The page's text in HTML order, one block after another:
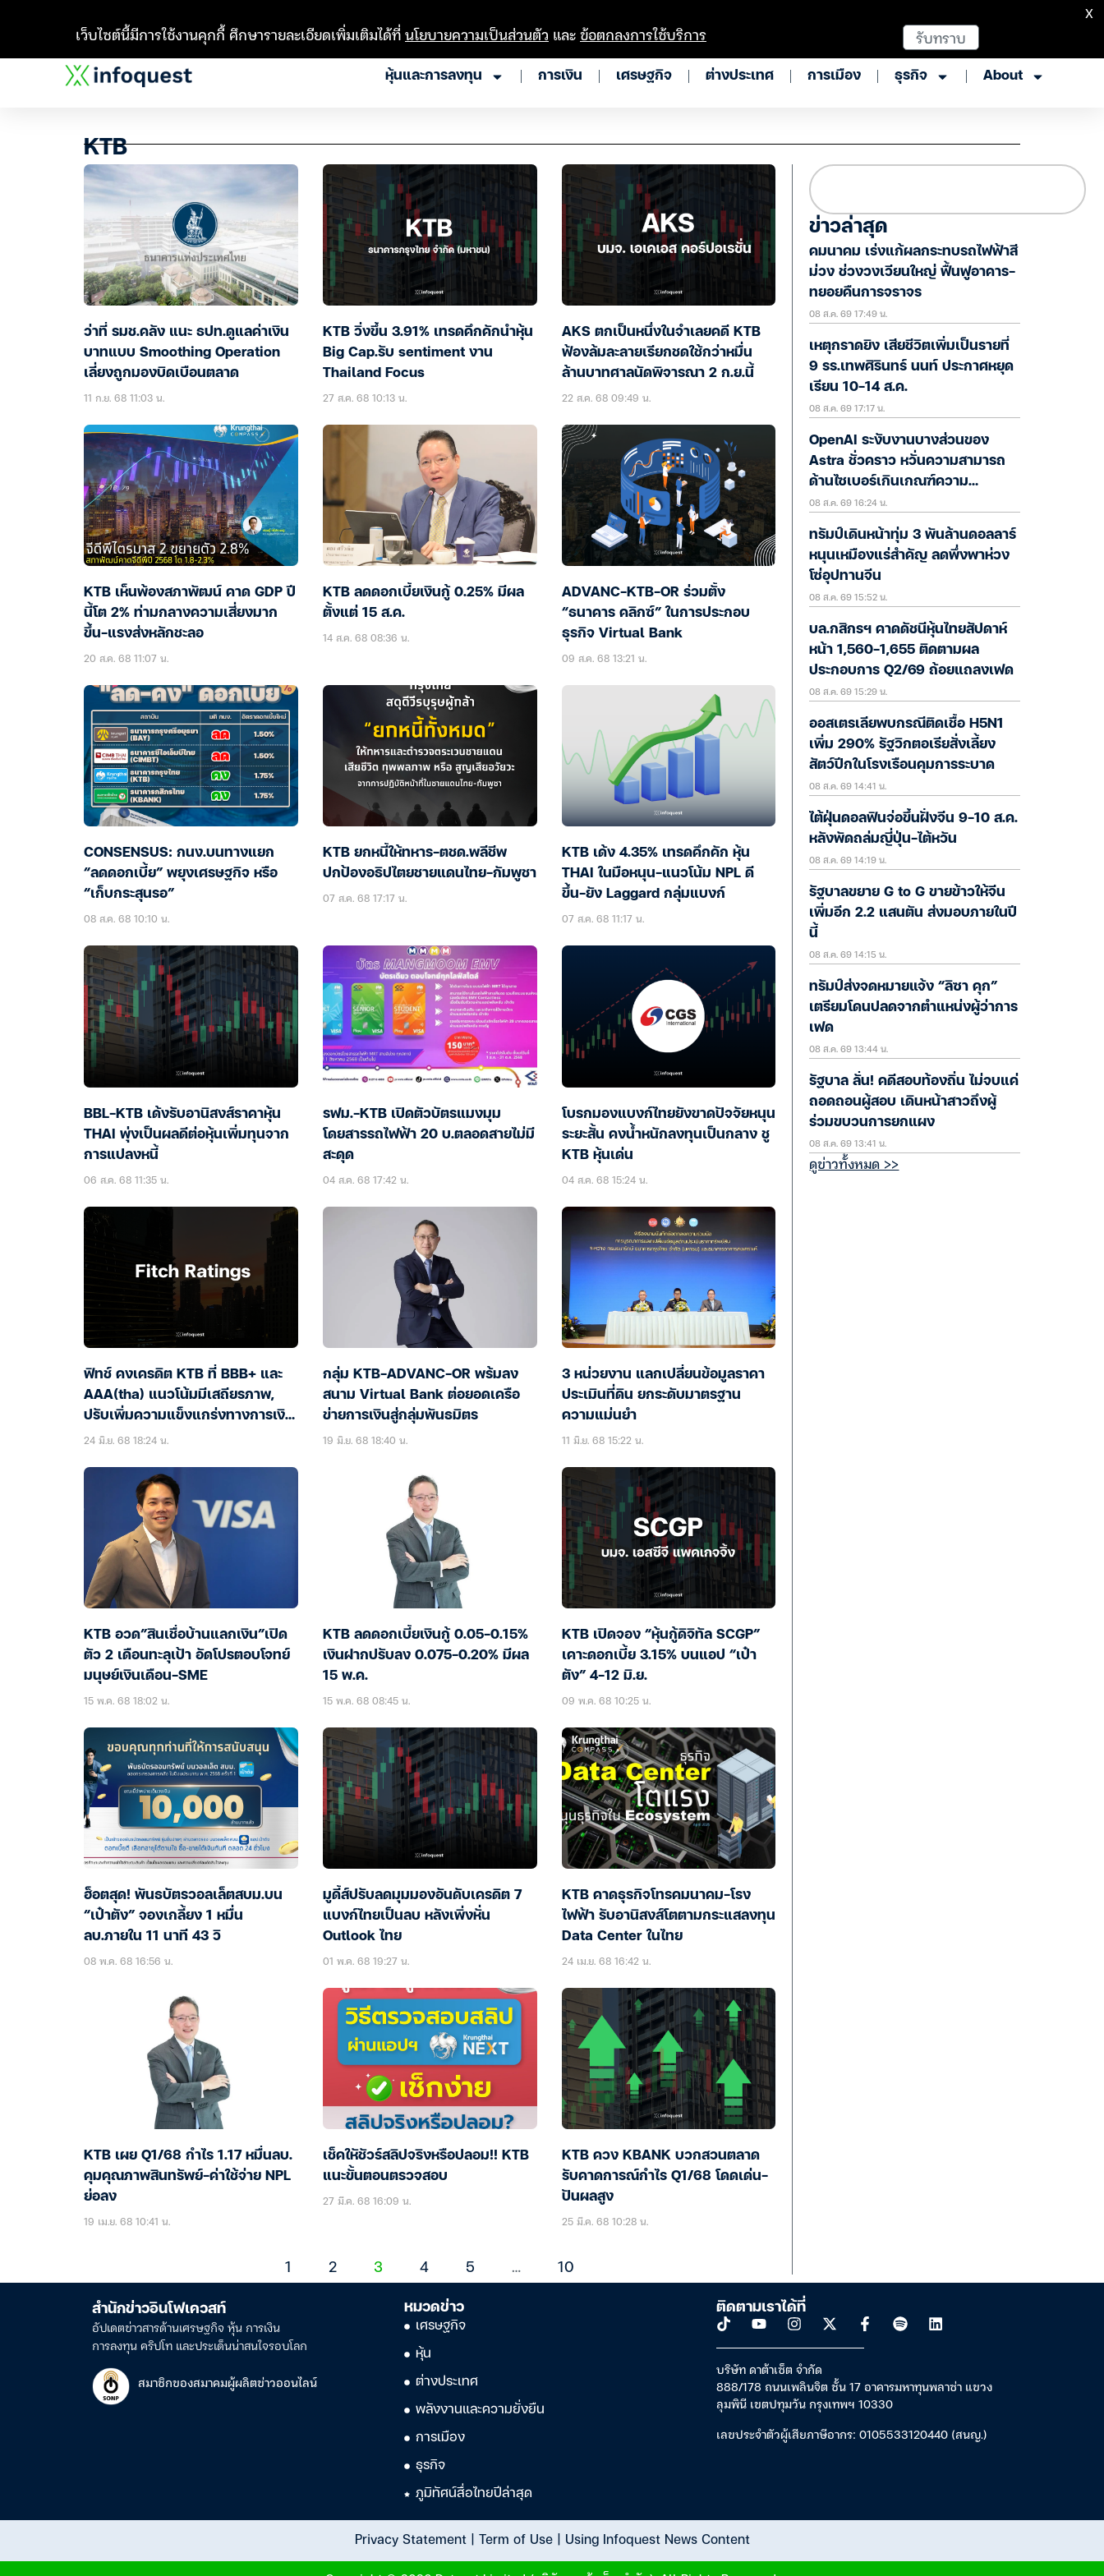
หุ้นและการลงทุน การเงิน เศรษฐกิจ ต่างประเทศ การเมือง ธุรกิจ About
KTB
ว่าที่ รมช.คลัง แนะ ธปท.ดูแลค่าเงิน
บาทแบบ Smoothing Operation
เลี่ยงถูกมองบิดเบือนตลาด
11 ก.ย. 68 11:03 น.
KTB วิ่งขึ้น 3.91% เทรดคึกคักนำหุ้น
Big Cap.รับ sentiment งาน
Thailand Focus
27 ส.ค. 68 10:13 น.
AKS ตกเป็นหนึ่งในจำเลยคดี KTB
ฟ้องล้มละลายเรียกชดใช้กว่าหมื่น
ล้านบาทศาลนัดพิจารณา 2 ก.ย.นี้
22 ส.ค. 68 09:49 น.
KTB เห็นพ้องสภาพัฒน์ คาด GDP ปี
นี้โต 2% ท่ามกลางความเสี่ยงมาก
ขึ้น-แรงส่งหลักชะลอ
20 ส.ค. 68 11:07 น.
KTB ลดดอกเบี้ยเงินกู้ 0.25% มีผล
ตั้งแต่ 15 ส.ค.
14 ส.ค. 68 08:36 น.
ADVANC-KTB-OR ร่วมตั้ง
“ธนาคาร คลิกซ์” ในการประกอบ
ธุรกิจ Virtual Bank
09 ส.ค. 68 13:21 น.
CONSENSUS: กนง.บนทางแยก
“ลดดอกเบี้ย” พยุงเศรษฐกิจ หรือ
“เก็บกระสุนรอ”
08 ส.ค. 68 10:10 น.
KTB ยกหนี้ให้ทหาร-ตชด.พลีชีพ
ปกป้องอธิปไตยชายแดนไทย–กัมพูชา
07 ส.ค. 68 17:17 น.
KTB เด้ง 4.35% เทรดคึกคัก หุ้น
THAI ในมือหนุน-แนวโน้ม NPL ดี
ขึ้น-ยัง Laggard กลุ่มแบงก์
07 ส.ค. 68 11:17 น.
BBL-KTB เด้งรับอานิสงส์ราคาหุ้น
THAI พุ่งเป็นผลดีต่อหุ้นเพิ่มทุนจาก
การแปลงหนี้
06 ส.ค. 68 11:35 น.
รฟม.-KTB เปิดตัวบัตรแมงมุม
โดยสารรถไฟฟ้า 20 บ.ตลอดสายไม่มี
สะดุด
04 ส.ค. 68 17:42 น.
โบรกมองแบงก์ไทยยังขาดปัจจัยหนุน
ระยะสั้น คงน้ำหนักลงทุนเป็นกลาง ชู
KTB หุ้นเด่น
04 ส.ค. 68 15:24 น.
ฟิทช์ คงเครดิต KTB ที่ BBB+ และ
AAA(tha) แนวโน้มมีเสถียรภาพ,
ปรับเพิ่มความแข็งแกร่งทางการเงิน
เป็น ‘bbb’
24 มิ.ย. 68 18:24 น.
กลุ่ม KTB-ADVANC-OR พร้มลง
สนาม Virtual Bank ต่อยอดเครือ
ข่ายการเงินสู่กลุ่มพันธมิตร
19 มิ.ย. 68 18:40 น.
3 หน่วยงาน แลกเปลี่ยนข้อมูลราคา
ประเมินที่ดิน ยกระดับมาตรฐาน
ความแม่นยำ
11 มิ.ย. 68 15:22 น.
KTB อวด”สินเชื่อบ้านแลกเงิน”เปิด
ตัว 2 เดือนทะลุเป้า อัดโปรตอบโจทย์
มนุษย์เงินเดือน-SME
15 พ.ค. 68 18:02 น.
KTB ลดดอกเบี้ยเงินกู้ 0.05-0.15%
เงินฝากปรับลง 0.075-0.20% มีผล
15 พ.ค.
15 พ.ค. 68 08:45 น.
KTB เปิดจอง “หุ้นกู้ดิจิทัล SCGP”
เคาะดอกเบี้ย 3.15% บนแอป “เป๋า
ตัง” 4-12 มิ.ย.
09 พ.ค. 68 10:25 น.
ฮ็อตสุด! พันธบัตรวอลเล็ตสบม.บน
“เป๋าตัง” จองเกลี้ยง 1 หมื่น
ลบ.ภายใน 11 นาที 43 วิ
08 พ.ค. 68 16:56 น.
มูดี้ส์ปรับลดมุมมองอันดับเครดิต 7
แบงก์ไทยเป็นลบ หลังเพิ่งหั่น
Outlook ไทย
01 พ.ค. 68 19:27 น.
KTB คาดธุรกิจโทรคมนาคม-โรง
ไฟฟ้า รับอานิสงส์โตตามกระแสลงทุน
Data Center ในไทย
24 เม.ย. 68 16:42 น.
KTB เผย Q1/68 กำไร 1.17 หมื่นลบ.
คุมคุณภาพสินทรัพย์-ค่าใช้จ่าย NPL
ย่อลง
19 เม.ย. 68 10:41 น.
เช็คใหัชัวร์สลิปจริงหรือปลอม!! KTB
แนะขั้นตอนตรวจสอบ
27 มี.ค. 68 16:09 น.
KTB ควง KBANK บวกสวนตลาด
รับคาดการณ์กำไร Q1/68 โดดเด่น-
ปันผลสูง
25 มี.ค. 68 10:28 น.
1 2 3 4 5 … 10
ข่าวล่าสุด
คมนาคม เร่งแก้ผลกระทบรถไฟฟ้าสี
ม่วง ช่วงวงเวียนใหญ่ ฟื้นฟูอาคาร-
ทยอยคืนการจราจร
08 ส.ค. 69 17:49 น.
เหตุกราดยิง เสียชีวิตเพิ่มเป็นรายที่
9 รร.เทพศิรินทร์ นนท์ ประกาศหยุด
เรียน 10-14 ส.ค.
08 ส.ค. 69 17:17 น.
OpenAI ระงับงานบางส่วนของ
Astra ชั่วคราว หวั่นความสามารถ
ด้านไซเบอร์เกินเกณฑ์ความ
ปลอดภัย
08 ส.ค. 69 16:24 น.
ทรัมป์เดินหน้าทุ่ม 3 พันล้านดอลลาร์
หนุนเหมืองแร่สำคัญ ลดพึ่งพาห่วง
โซ่อุปทานจีน
08 ส.ค. 69 15:52 น.
บล.กสิกรฯ คาดดัชนีหุ้นไทยสัปดาห์
หน้า 1,560-1,655 ติดตามผล
ประกอบการ Q2/69 ถ้อยแถลงเฟด
08 ส.ค. 69 15:29 น.
ออสเตรเลียพบกรณีติดเชื้อ H5N1
เพิ่ม 290% รัฐวิกตอเรียสั่งเลี้ยง
สัตว์ปีกในโรงเรือนคุมการระบาด
08 ส.ค. 69 14:41 น.
ไต้ฝุ่นดอลฟินจ่อขึ้นฝั่งจีน 9-10 ส.ค.
หลังพัดถล่มญี่ปุ่น-ไต้หวัน
08 ส.ค. 69 14:19 น.
รัฐบาลขยาย G to G ขายข้าวให้จีน
เพิ่มอีก 2.2 แสนตัน ส่งมอบภายในปี
นี้
08 ส.ค. 69 14:15 น.
ทรัมป์ส่งจดหมายแจ้ง “ลิซา คุก”
เตรียมโดนปลดจากตำแหน่งผู้ว่าการ
เฟด
08 ส.ค. 69 13:44 น.
รัฐบาล ลั่น! คดีสอบท้องถิ่น ไม่จบแค่
ถอดถอนผู้สอบ เดินหน้าสาวถึงผู้
ร่วมขบวนการยกแผง
08 ส.ค. 69 13:41 น.
ดูข่าวทั้งหมด >>
สำนักข่าวอินโฟเควสท์
อัปเดตข่าวสารด้านเศรษฐกิจ หุ้น การเงิน
การลงทุน คริปโท และประเด็นน่าสนใจรอบโลก
สมาชิกของสมาคมผู้ผลิตข่าวออนไลน์
หมวดข่าว
เศรษฐกิจ
หุ้น
ต่างประเทศ
พลังงานและความยั่งยืน
การเมือง
ธุรกิจ
ภูมิทัศน์สื่อไทยปีล่าสุด
ติดตามเราได้ที่
บริษัท ดาต้าเซ็ต จำกัด
888/178 ถนนเพลินจิต ชั้น 17 อาคารมหาทุนพลาซ่า แขวง
ลุมพินี เขตปทุมวัน กรุงเทพฯ 10330
เลขประจำตัวผู้เสียภาษีอากร: 0105533120440 (สนญ.)
Privacy Statement| Term of Use| Using Infoquest News Content
เว็บไซต์นี้มีการใช้งานคุกกี้ ศึกษารายละเอียดเพิ่มเติมได้ที่นโยบายความเป็นส่วนตัว และข้อตกลงการใช้บริการ รับทราบ
X